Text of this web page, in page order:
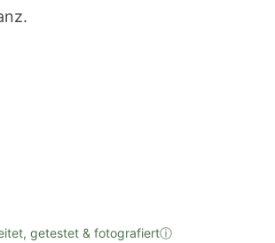
getestet & fotografiertⓘ